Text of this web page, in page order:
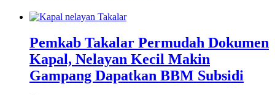
Pemkab Takalar Permudah Dokumen
Kapal, Nelayan Kecil Makin
Gampang Dapatkan BBM Subsidi